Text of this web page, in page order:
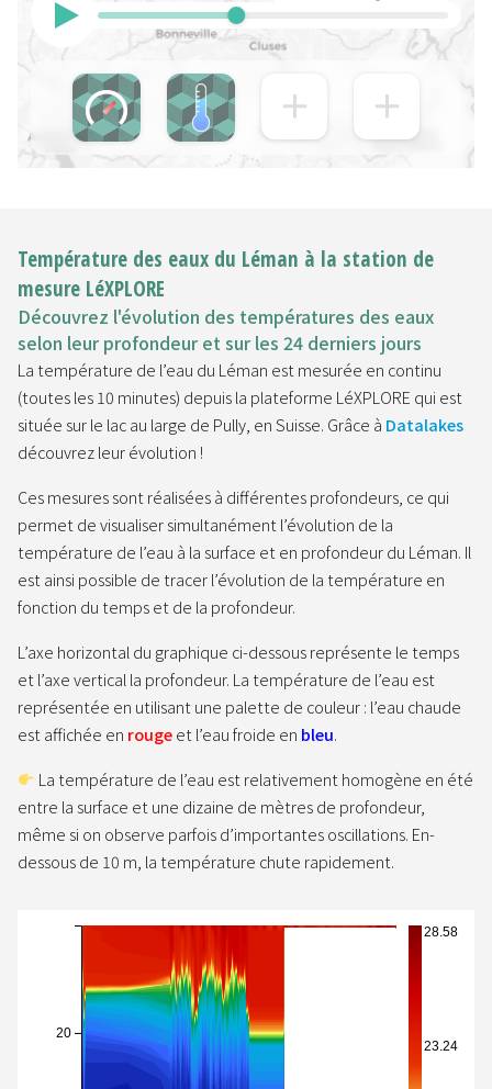
Température des eaux du Léman à la station de
mesure LéXPLORE
Découvrez l'évolution des températures des eaux
selon leur profondeur et sur les 24 derniers jours
La température de l’eau du Léman est mesurée en continu
(toutes les 10 minutes) depuis la plateforme LéXPLORE qui est
située sur le lac au large de Pully, en Suisse. Grâce à Datalakes
découvrez leur évolution !
Ces mesures sont réalisées à différentes profondeurs, ce qui
permet de visualiser simultanément l’évolution de la
température de l’eau à la surface et en profondeur du Léman. Il
est ainsi possible de tracer l’évolution de la température en
fonction du temps et de la profondeur.
L’axe horizontal du graphique ci-dessous représente le temps
et l’axe vertical la profondeur. La température de l’eau est
représentée en utilisant une palette de couleur : l’eau chaude
est affichée en rougeet l’eau froide en bleu.
La température de l’eau est relativement homogène en été
entre la surface et une dizaine de mètres de profondeur,
même si on observe parfois d’importantes oscillations. En-
dessous de 10 m, la température chute rapidement.